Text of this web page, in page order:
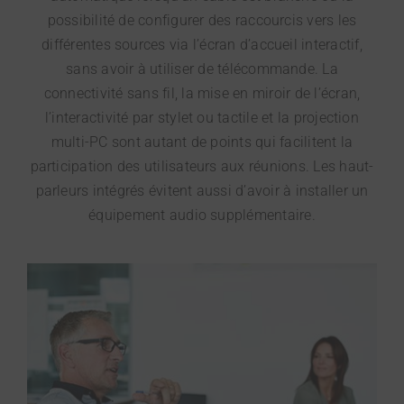
possibilité de configurer des raccourcis vers les
différentes sources via l’écran d’accueil interactif,
sans avoir à utiliser de télécommande. La
connectivité sans fil, la mise en miroir de l’écran,
l’interactivité par stylet ou tactile et la projection
multi-PC sont autant de points qui facilitent la
participation des utilisateurs aux réunions. Les haut-
parleurs intégrés évitent aussi d’avoir à installer un
équipement audio supplémentaire.